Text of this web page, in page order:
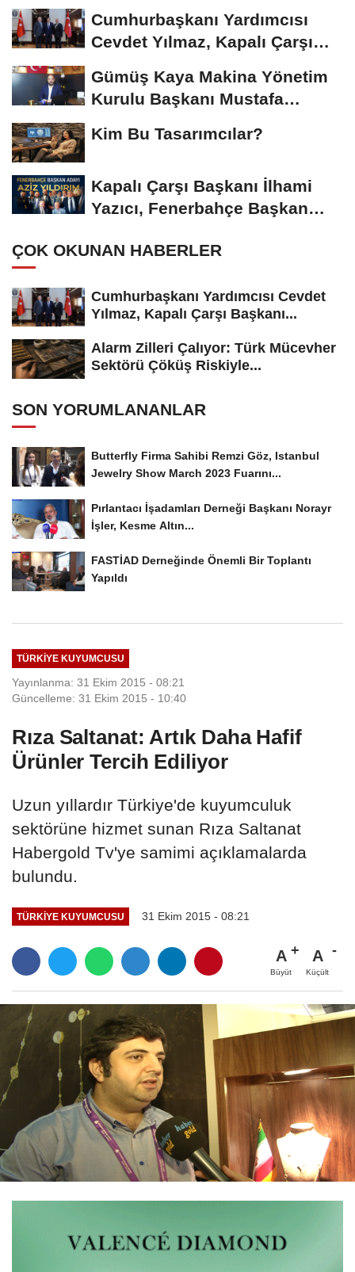
Cumhurbaşkanı Yardımcısı
Cevdet Yılmaz, Kapalı Çarşı
Gümüş Kaya Makina Yönetim
Kurulu Başkanı Mustafa
Kim Bu Tasarımcılar?
Kapalı Çarşı Başkanı İlhami
Yazıcı, Fenerbahçe Başkan
ÇOK OKUNAN HABERLER
Cumhurbaşkanı Yardımcısı Cevdet
Yılmaz, Kapalı Çarşı Başkanı...
Alarm Zilleri Çalıyor: Türk Mücevher
Sektörü Çöküş Riskiyle...
SON YORUMLANANLAR
Butterfly Firma Sahibi Remzi Göz, Istanbul
Jewelry Show March 2023 Fuarını...
Pırlantacı İşadamları Derneği Başkanı Norayr
İşler, Kesme Altın...
FASTİAD Derneğinde Önemli Bir Toplantı
Yapıldı
TÜRKIYE KUYUMCUSU
Yayınlanma: 31 Ekim 2015 - 08:21
Güncelleme: 31 Ekim 2015 - 10:40
Rıza Saltanat: Artık Daha Hafif
Ürünler Tercih Ediliyor
Uzun yıllardır Türkiye'de kuyumculuk
sektörüne hizmet sunan Rıza Saltanat
Habergold Tv'ye samimi açıklamalarda
bulundu.
TÜRKIYE KUYUMCUSU 31 Ekim 2015 - 08:21
A
Büyüt
A
Küçült